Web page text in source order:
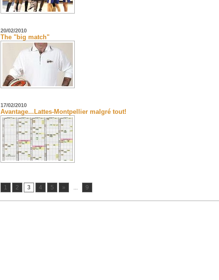
20/02/2010
The "big match"
17/02/2010
Avantage...Lattes-Montpellier malgré tout!
1 2 3 4 5 » ... 9